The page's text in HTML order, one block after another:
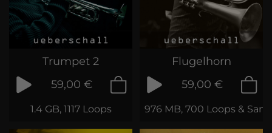
Trumpet 2
59,00 €
1.4 GB, 1117 Loops
Flugelhorn
59,00 €
976 MB, 700 Loops &